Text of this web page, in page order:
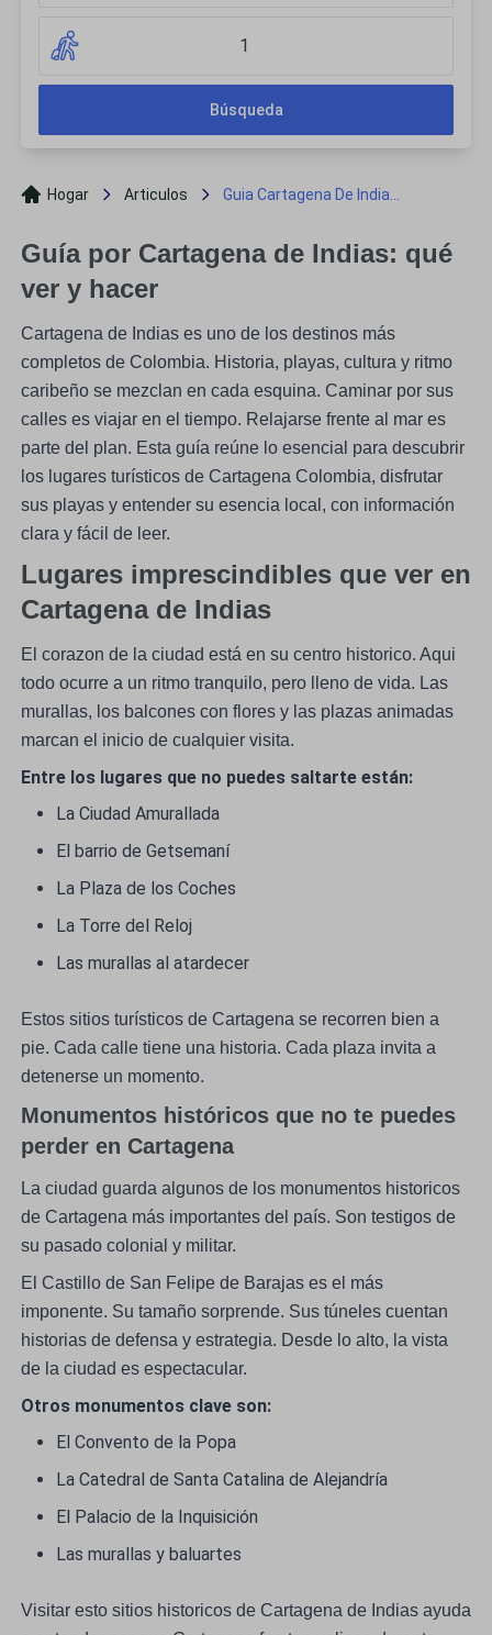
1
Búsqueda
Hogar Articulos Guia Cartagena De India...
Guía por Cartagena de Indias: qué
ver y hacer
Cartagena de Indias es uno de los destinos más
completos de Colombia. Historia, playas, cultura y ritmo
caribeño se mezclan en cada esquina. Caminar por sus
calles es viajar en el tiempo. Relajarse frente al mar es
parte del plan. Esta guía reúne lo esencial para descubrir
los lugares turísticos de Cartagena Colombia, disfrutar
sus playas y entender su esencia local, con información
clara y fácil de leer.
Lugares imprescindibles que ver en
Cartagena de Indias
El corazon de la ciudad está en su centro historico. Aqui
todo ocurre a un ritmo tranquilo, pero lleno de vida. Las
murallas, los balcones con flores y las plazas animadas
marcan el inicio de cualquier visita.
Entre los lugares que no puedes saltarte están:
La Ciudad Amurallada
El barrio de Getsemaní
La Plaza de los Coches
La Torre del Reloj
Las murallas al atardecer
Estos sitios turísticos de Cartagena se recorren bien a
pie. Cada calle tiene una historia. Cada plaza invita a
detenerse un momento.
Monumentos históricos que no te puedes
perder en Cartagena
La ciudad guarda algunos de los monumentos historicos
de Cartagena más importantes del país. Son testigos de
su pasado colonial y militar.
El Castillo de San Felipe de Barajas es el más
imponente. Su tamaño sorprende. Sus túneles cuentan
historias de defensa y estrategia. Desde lo alto, la vista
de la ciudad es espectacular.
Otros monumentos clave son:
El Convento de la Popa
La Catedral de Santa Catalina de Alejandría
El Palacio de la Inquisición
Las murallas y baluartes
Visitar esto sitios historicos de Cartagena de Indias ayuda